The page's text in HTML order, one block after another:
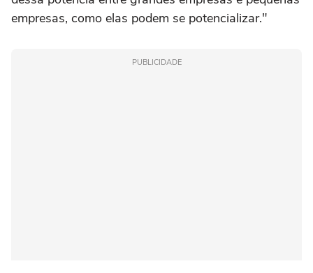
empresas, como elas podem se potencializar."
PUBLICIDADE